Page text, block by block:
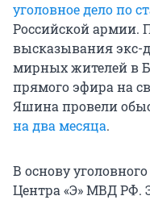
уголовное дело по
Российской армии.
высказывания экс-
мирных жителей в
прямого эфира на
Яшина провели
на два месяца.
В основу
Центра «Э» МВД РФ.